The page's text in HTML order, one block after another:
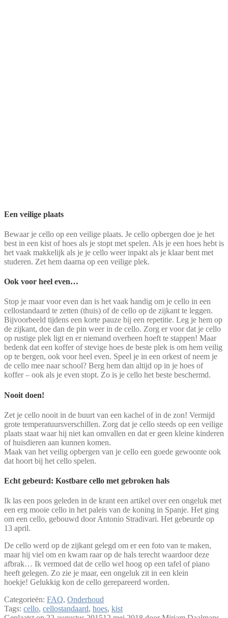
Een veilige plaats
Bewaar je cello op een veilige plaats. Je cello opbergen doe je het
best in een kist of hoes als je stopt met spelen. Als je een hoes hebt is
het vaak makkelijk als je je cello weer inpakt als je klaar bent met
studeren. Zet hem daarna op een veilige plek.
Ook voor heel even…
Stop je maar voor even dan is het vaak handig om je cello in een
cellostandaard te zetten (thuis) of de cello op de zijkant te leggen.
Bijvoorbeeld tijdens een korte pauze bij een repetitie. Leg je hem op
de zijkant, doe dan de pin weer in de cello. Zorg er voor dat je cello
op rustige plek ligt en er niemand overheen hoeft te stappen! Maar
bedenk dat een koffer of stevige hoes de beste plek is om hem veilig
op te bergen, ook voor heel even. Speel je in een orkest of neem je
de cello mee naar school? Berg hem dan altijd op in je hoes of
koffer – ook als je even stopt. Zo is je cello het beste beschermd.
Nooit doen!
Zet je cello nooit in de buurt van een kachel of in de zon! Vermijd
grote temperatuursverschillen. Zorg dat je cello steeds op een veilige
plaats staat waar hij niet kan omvallen en dat er geen kleine kinderen
of huisdieren aan kunnen komen.
Maak van het veilig opbergen van je cello een goede gewoonte ook
dat hoort bij het cello spelen.
Echt gebeurd: Kostbare cello met gebroken hals
Ik las een poos geleden in de krant een artikel over een ongeluk met
een erg mooie cello in het paleis van de koning in Spanje. Het ging
om een cello, gebouwd door Antonio Stradivari. Het gebeurde op
13 april.
De cello werd op de zijkant gelegd om er een foto van te maken,
maar hij viel om en kwam raar op de hals terecht waardoor deze
afbrak… Ik vermoed dat de cello wel hoog op een tafel of piano
heeft gelegen. Zo zie je maar, een ongeluk zit in een klein
hoekje! Gelukkig kon de cello gerepareerd worden.
Categorieën: FAQ, Onderhoud
Tags: cello, cellostandaard, hoes, kist